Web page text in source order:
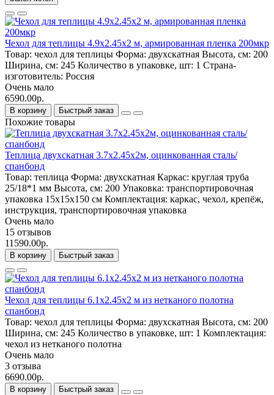
Чехол для теплицы 4.9х2.45х2 м, армированная пленка 200мкр
Товар: чехол для теплицы Форма: двухскатная Высота, см: 200
Ширина, см: 245 Количество в упаковке, шт: 1 Страна-
изготовитель: Россия
Очень мало
6590.00р.
В корзину Быстрый заказ
Похожие товары
Теплица двухскатная 3.7х2.45х2м, оцинкованная сталь/
спанбонд
Товар: теплица Форма: двухскатная Каркас: круглая труба
25/18*1 мм Высота, см: 200 Упаковка: транспортировочная
упаковка 15x15x150 см Комплектация: каркас, чехол, крепёж,
инструкция, транспортировочная упаковка
Очень мало
15 отзывов
11590.00р.
В корзину Быстрый заказ
Чехол для теплицы 6.1х2.45х2 м из нетканого полотна
спанбонд
Товар: чехол для теплицы Форма: двухскатная Высота, см: 200
Ширина, см: 245 Количество в упаковке, шт: 1 Комплектация:
чехол из нетканого полотна
Очень мало
3 отзыва
6690.00р.
В корзину Быстрый заказ